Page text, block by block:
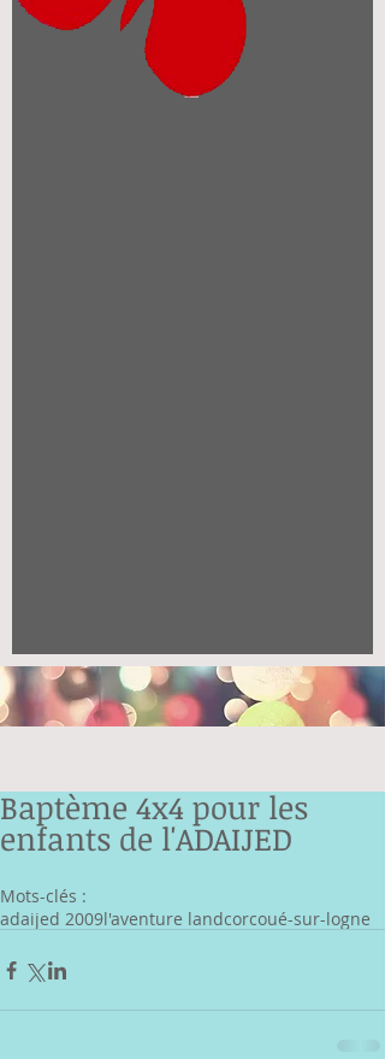
Baptème 4x4 pour les
enfants de l'ADAIJED
Mots-clés :
adaijed 2009l'aventure landcorcoué-sur-logne